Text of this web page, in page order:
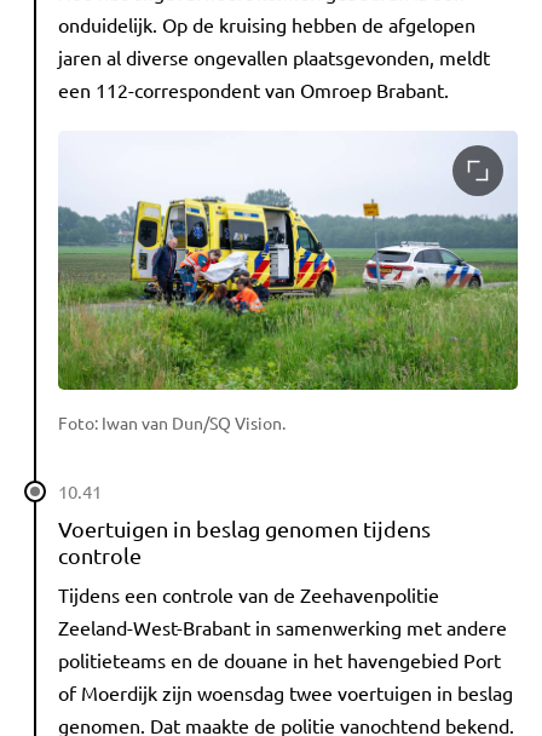
onduidelijk. Op de kruising hebben de afgelopen
jaren al diverse ongevallen plaatsgevonden, meldt
een 112-correspondent van Omroep Brabant.
Foto: Iwan van Dun/SQ Vision.
10.41
Voertuigen in beslag genomen tijdens
controle
Tijdens een controle van de Zeehavenpolitie
Zeeland-West-Brabant in samenwerking met andere
politieteams en de douane in het havengebied Port
of Moerdijk zijn woensdag twee voertuigen in beslag
genomen. Dat maakte de politie vanochtend bekend.